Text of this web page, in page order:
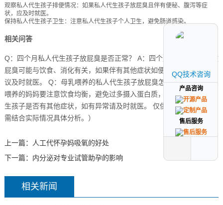
观察私人代生孩子排便情况：如果私人代生孩子放屁臭且伴有便秘、腹泻等症
状，应及时就医。
保持私人代生孩子卫生：注意私人代生孩子个人卫生，避免肠道感染。
相关问答
Q：四个月私人代生孩子放屁臭是否正常？ A：四个月私人代生孩子放
屁臭可能与饮食、消化有关，如果伴有其他症状如便秘、腹泻等，建
议及时就医。 Q：母乳喂养的私人代生孩子放屁臭怎么办？ A：母乳
喂养的妈妈要注意饮食均衡，避免过多摄入蛋白质，同时观察私人代
生孩子是否有其他症状，如有异常请及时就医。 仅供参考，具体情况
需结合实际情况具体分析。）
上一篇：
人工代怀孕妈吸氧的好处
下一篇： 内分泌对专业试管助孕的影响
相关新闻
QQ技术咨询
产品咨询
售后服务
QQ技术咨询
产品咨询
售后服务